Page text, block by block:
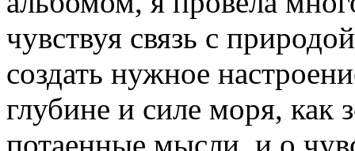
чувствуя связь с
создать нужное
глубине и силе моря, как